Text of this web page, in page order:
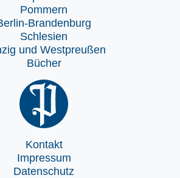
Pommern
Brandenburg
Schlesien
und Westpreußen
Bücher
Kontakt
Impressum
Datenschutz